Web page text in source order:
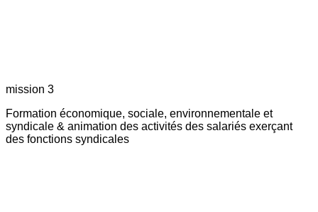
mission 3
Formation économique, sociale, environnementale et
syndicale & animation des activités des salariés exerçant
des fonctions syndicales